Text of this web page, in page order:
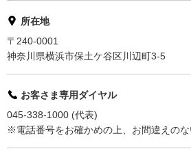
所在地
〒240-0001
神奈川県横浜市保土ケ谷区川辺町3-5
お客さま専用ダイヤル
045-338-1000 (代表)
※電話番号をお確かめの上、お間違えのな